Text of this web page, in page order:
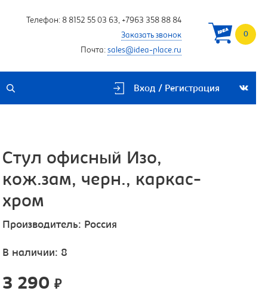
Телефон: 8 8152 55 03 63, +7963 358 88 84
Заказать звонок
Почта: sales@idea-place.ru
0
Вход / Регистрация
Стул офисный Изо,
кож.зам, черн., каркас-
хром
Производитель: Россия
В наличии: 8
3 290 ₽